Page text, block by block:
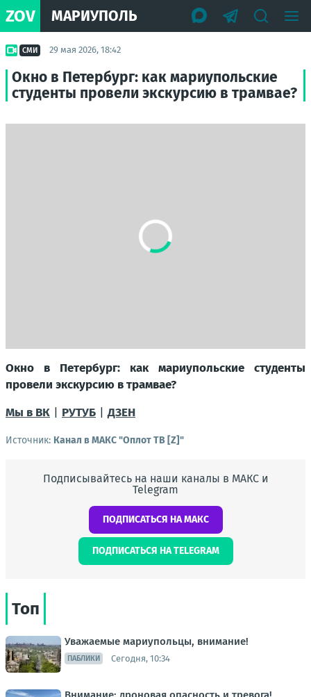
ZOV МАРИУПОЛЬ
СМИ 29 мая 2026, 18:42
Окно в Петербург: как мариупольские
студенты провели экскурсию в трамвае?
Окно в Петербург: как мариупольские студенты
провели экскурсию в трамвае?
Мы в ВК
РУТУБ |ДЗЕН
Источник: Канал в МАКС "Оплот ТВ [Z]"
Подписывайтесь на наши каналы в МАКС и
Telegram
ПОДПИСАТЬСЯ НА МАКС
ПОДПИСАТЬСЯ НА TELEGRAM
Топ
Уважаемые мариупольцы, внимание!
ПАБЛИКИ Сегодня, 10:34